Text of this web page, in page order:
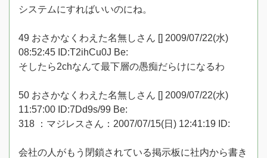
システムにすればいいのにね。
49 おさかなくわえた名無しさん [] 2009/07/22(水)
08:52:45 ID:T2ihCu0J Be:
そしたら2chなんて最下層の愚痴だらけになるわ
50 おさかなくわえた名無しさん [] 2009/07/22(水)
11:57:00 ID:7Dd9s/99 Be:
318 ：マジレスさん：2007/07/15(日) 12:41:19 ID:
会社の人がもう閉鎖されている掲示板に社内から書き